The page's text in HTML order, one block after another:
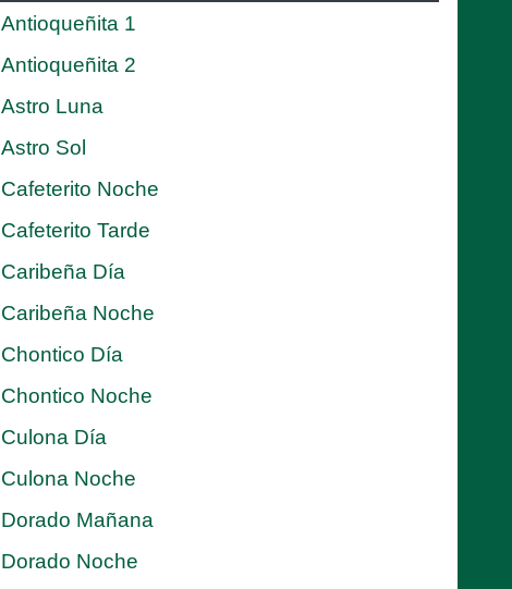
Antioqueñita 1
Antioqueñita 2
Astro Luna
Astro Sol
Cafeterito Noche
Cafeterito Tarde
Caribeña Día
Caribeña Noche
Chontico Día
Chontico Noche
Culona Día
Culona Noche
Dorado Mañana
Dorado Noche